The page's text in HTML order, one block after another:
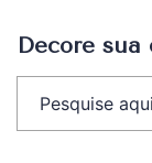
Decore sua